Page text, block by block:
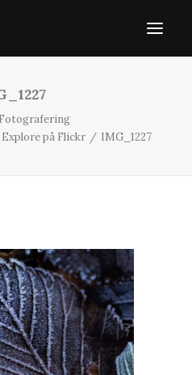
Fotografering
på Flickr
IMG_1227